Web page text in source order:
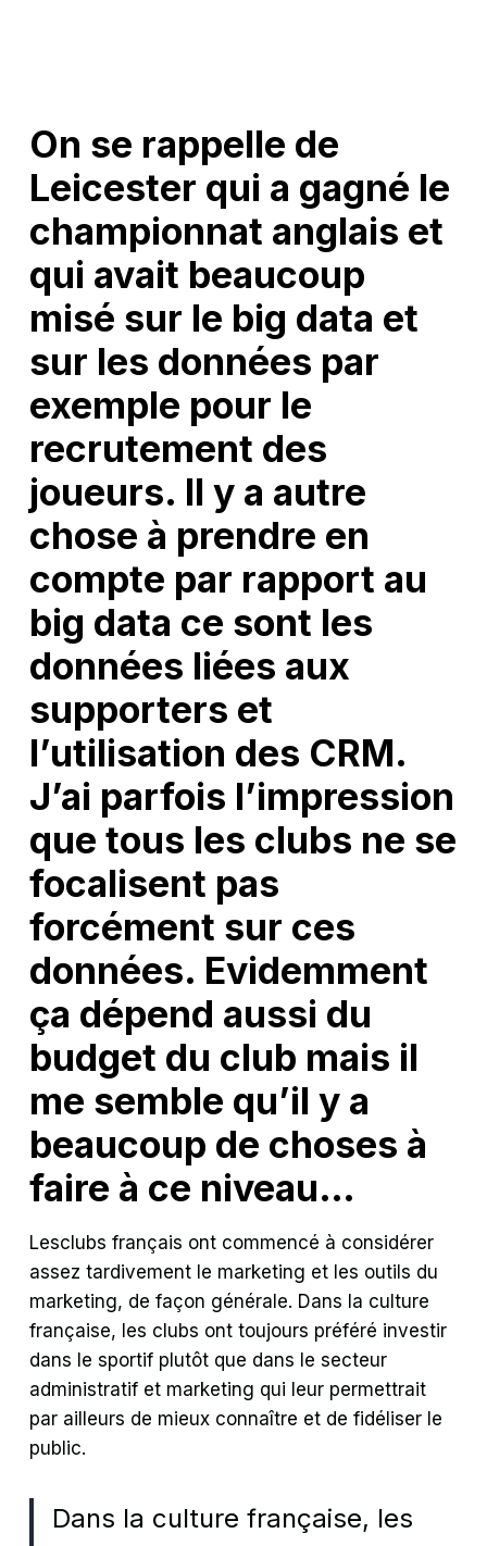
On se rappelle de
Leicester qui a gagné le
championnat anglais et
qui avait beaucoup
misé sur le big data et
sur les données par
exemple pour le
recrutement des
joueurs. Il y a autre
chose à prendre en
compte par rapport au
big data ce sont les
données liées aux
supporters et
l’utilisation des CRM.
J’ai parfois l’impression
que tous les clubs ne se
focalisent pas
forcément sur ces
données. Evidemment
ça dépend aussi du
budget du club mais il
me semble qu’il y a
beaucoup de choses à
faire à ce niveau…
Lesclubs français ont commencé à considérer
assez tardivement le marketing et les outils du
marketing, de façon générale. Dans la culture
française, les clubs ont toujours préféré investir
dans le sportif plutôt que dans le secteur
administratif et marketing qui leur permettrait
par ailleurs de mieux connaître et de fidéliser le
public.
Dans la culture française, les